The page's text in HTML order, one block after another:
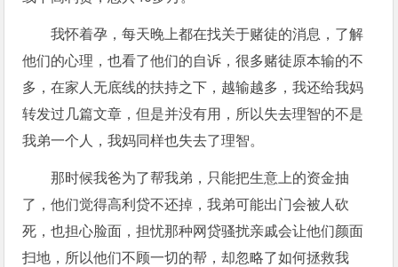
我怀着孕，每天晚上都在找关于赌徒的消息，了解
他们的心理，也看了他们的自诉，很多赌徒原本输的不
多，在家人无底线的扶持之下，越输越多，我还给我妈
转发过几篇文章，但是并没有用，所以失去理智的不是
我弟一个人，我妈同样也失去了理智。
那时候我爸为了帮我弟，只能把生意上的资金抽
了，他们觉得高利贷不还掉，我弟可能出门会被人砍
死，也担心脸面，担忧那种网贷骚扰亲戚会让他们颜面
扫地，所以他们不顾一切的帮，却忽略了如何拯救我